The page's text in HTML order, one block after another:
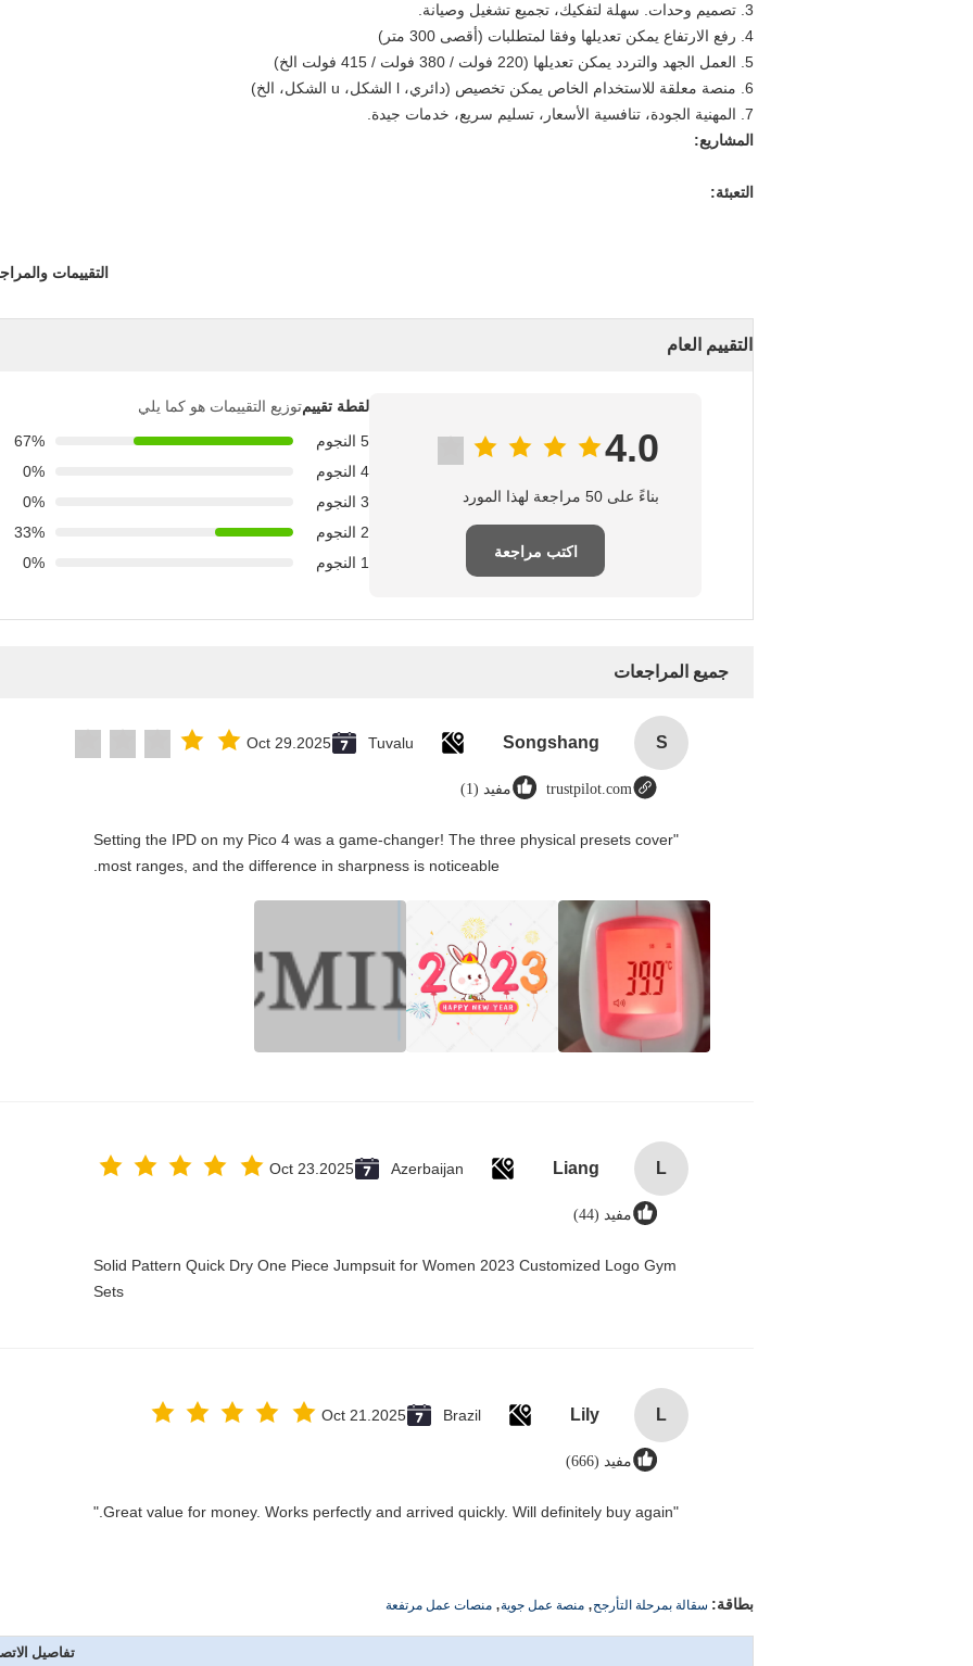
3. تصميم وحدات. سهلة لتفكيك، تجميع تشغيل وصيانة.
4. رفع الارتفاع يمكن تعديلها وفقا لمتطلبات (أقصى 300 متر)
5. العمل الجهد والتردد يمكن تعديلها (220 فولت / 380 فولت / 415 فولت الخ)
6. منصة معلقة للاستخدام الخاص يمكن تخصيص (دائري، l الشكل، u الشكل، الخ)
7. المهنية الجودة، تنافسية الأسعار، تسليم سريع، خدمات جيدة.
المشاريع:
التعبئة:
التقييمات
التقييم العام
4.0
بناءً على 50 مراجعة لهذا المورد
اكتب مراجعة
لقطة تقييمتوزيع التقييمات هو كما يلي
5 النجوم
67%
4 النجوم
0%
3 النجوم
0%
2 النجوم
33%
1 النجوم
0%
جميع المراجعات
S
Songshang
Tuvalu
Oct 29.2025
trustpilot.com مفيد (1)
"Setting the IPD on my Pico 4 was a game-changer! The three physical presets cover
most ranges, and the difference in sharpness is noticeable.
L
Liang
Azerbaijan
Oct 23.2025
مفيد (44)
Solid Pattern Quick Dry One Piece Jumpsuit for Women 2023 Customized Logo Gym
Sets
L
Lily
Brazil
Oct 21.2025
مفيد (666)
"Great value for money. Works perfectly and arrived quickly. Will definitely buy again."
بطاقة: سقالة بمرحلة التأرجح, منصة عمل جوية, منصات عمل مرتفعة
تفاصيل